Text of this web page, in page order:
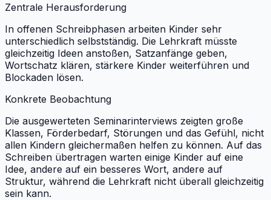
Zentrale Herausforderung
In offenen Schreibphasen arbeiten Kinder sehr
unterschiedlich selbstständig. Die Lehrkraft müsste
gleichzeitig Ideen anstoßen, Satzanfänge geben,
Wortschatz klären, stärkere Kinder weiterführen und
Blockaden lösen.
Konkrete Beobachtung
Die ausgewerteten Seminarinterviews zeigten große
Klassen, Förderbedarf, Störungen und das Gefühl, nicht
allen Kindern gleichermaßen helfen zu können. Auf das
Schreiben übertragen warten einige Kinder auf eine
Idee, andere auf ein besseres Wort, andere auf
Struktur, während die Lehrkraft nicht überall gleichzeitig
sein kann.